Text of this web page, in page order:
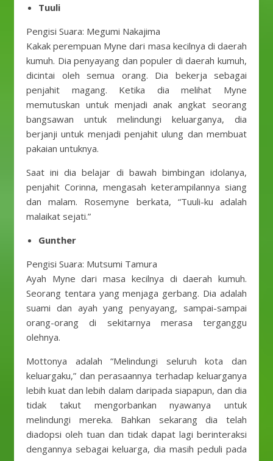
Tuuli
Pengisi Suara: Megumi Nakajima
Kakak perempuan Myne dari masa kecilnya di daerah
kumuh. Dia penyayang dan populer di daerah kumuh,
dicintai oleh semua orang. Dia bekerja sebagai
penjahit magang. Ketika dia melihat Myne
memutuskan untuk menjadi anak angkat seorang
bangsawan untuk melindungi keluarganya, dia
berjanji untuk menjadi penjahit ulung dan membuat
pakaian untuknya.
Saat ini dia belajar di bawah bimbingan idolanya,
penjahit Corinna, mengasah keterampilannya siang
dan malam. Rosemyne ​​berkata, “Tuuli-ku adalah
malaikat sejati.”
Gunther
Pengisi Suara: Mutsumi Tamura
Ayah Myne dari masa kecilnya di daerah kumuh.
Seorang tentara yang menjaga gerbang. Dia adalah
suami dan ayah yang penyayang, sampai-sampai
orang-orang di sekitarnya merasa terganggu
olehnya.
Mottonya adalah “Melindungi seluruh kota dan
keluargaku,” dan perasaannya terhadap keluarganya
lebih kuat dan lebih dalam daripada siapapun, dan dia
tidak takut mengorbankan nyawanya untuk
melindungi mereka. Bahkan sekarang dia telah
diadopsi oleh tuan dan tidak dapat lagi berinteraksi
dengannya sebagai keluarga, dia masih peduli pada